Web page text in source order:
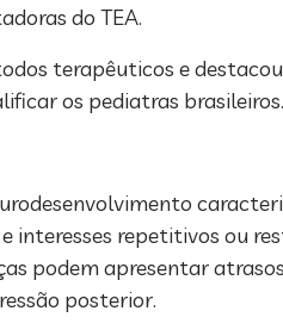
do TEA.
terapêuticos e
os pediatras brasileiros.
interesses repetitivos ou
podem apresentar
posterior.